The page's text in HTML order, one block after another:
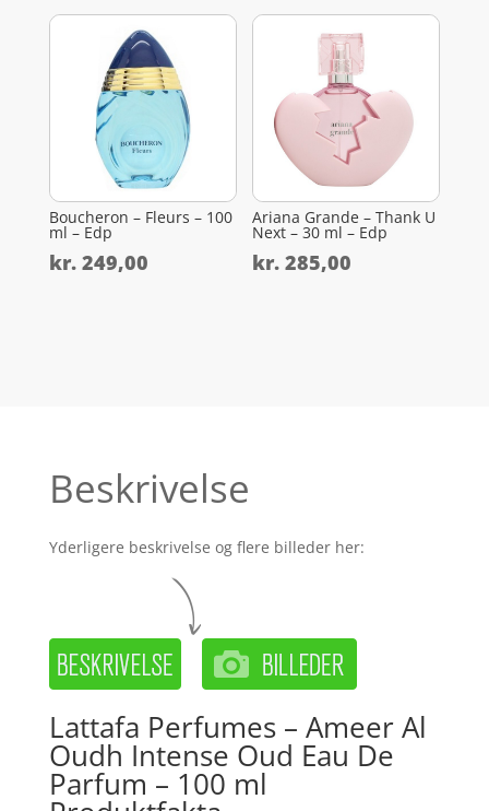
Boucheron – Fleurs – 100
ml – Edp
kr.249,00
Ariana Grande – Thank U
Next – 30 ml – Edp
kr. 285,00
Beskrivelse
Yderligere beskrivelse og flere billeder her:
Lattafa Perfumes – Ameer Al
Oudh Intense Oud Eau De
Parfum – 100 ml